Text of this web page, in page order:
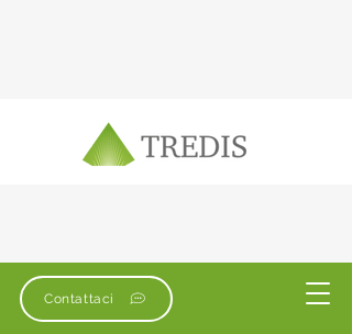
Contattaci